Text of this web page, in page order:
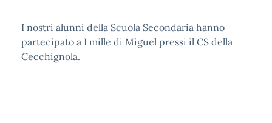
I nostri alunni della Scuola Secondaria hanno
partecipato a I mille di Miguel pressi il CS della
Cecchignola.